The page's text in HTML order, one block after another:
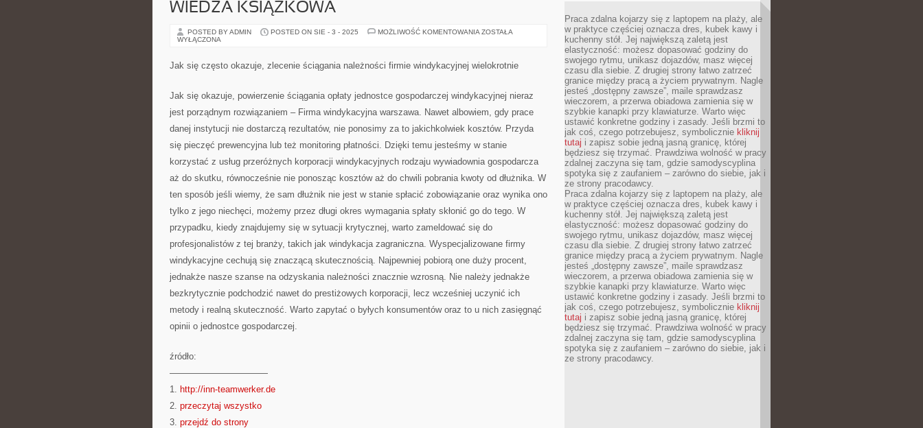
WIEDZA KSIĄŻKOWA
POSTED BY ADMIN POSTED ON SIE - 3 - 2025 MOŻLIWOŚĆ KOMENTOWANIA SPORO
WYPROMOWANIEM
TEGO
WIEDZA
ZOSTAŁA
WYŁĄCZONA
Jak się często okazuje, zlecenie ściągania należności firmie windykacyjnej wielokrotnie
Jak się okazuje, powierzenie ściągania opłaty jednostce gospodarczej windykacyjnej nieraz
jest porządnym rozwiązaniem – Firma windykacyjna warszawa. Nawet albowiem, gdy prace
danej instytucji nie dostarczą rezultatów, nie ponosimy za to jakichkolwiek kosztów. Przyda
się pieczęć prewencyjna lub też monitoring płatności. Dzięki temu jesteśmy w stanie
korzystać z usług przeróżnych korporacji windykacyjnych rodzaju wywiadownia gospodarcza
aż do skutku, równocześnie nie ponosząc kosztów aż do chwili pobrania kwoty od dłużnika. W
ten sposób jeśli wiemy, że sam dłużnik nie jest w stanie spłacić zobowiązanie oraz wynika ono
tylko z jego niechęci, możemy przez długi okres wymagania spłaty skłonić go do tego. W
przypadku, kiedy znajdujemy się w sytuacji krytycznej, warto zameldować się do
profesjonalistów z tej branży, takich jak windykacja zagraniczna. Wyspecjalizowane firmy
windykacyjne cechują się znaczącą skutecznością. Najpewniej pobiorą one duży procent,
jednakże nasze szanse na odzyskania należności znacznie wzrosną. Nie należy jednakże
bezkrytycznie podchodzić nawet do prestiżowych korporacji, lecz wcześniej uczynić ich
metody i realną skuteczność. Warto zapytać o byłych konsumentów oraz to u nich zasięgnąć
opinii o jednostce gospodarczej.
źródło:
———————————
1. http://inn-teamwerker.de
2. przeczytaj wszystko
3. przejdź do strony
Praca zdalna kojarzy się z laptopem na plaży, ale
w praktyce częściej oznacza dres, kubek kawy i
kuchenny stół. Jej największą zaletą jest
elastyczność: możesz dopasować godziny do
swojego rytmu, unikasz dojazdów, masz więcej
czasu dla siebie. Z drugiej strony łatwo zatrzeć
granice między pracą a życiem prywatnym. Nagle
jesteś „dostępny zawsze”, maile sprawdzasz
wieczorem, a przerwa obiadowa zamienia się w
szybkie kanapki przy klawiaturze. Warto więc
ustawić konkretne godziny i zasady. Jeśli brzmi to
jak coś, czego potrzebujesz, symbolicznie kliknij
tutaj i zapisz sobie jedną jasną granicę, której
będziesz się trzymać. Prawdziwa wolność w pracy
zdalnej zaczyna się tam, gdzie samodyscyplina
spotyka się z zaufaniem – zarówno do siebie, jak i
ze strony pracodawcy.
Praca zdalna kojarzy się z laptopem na plaży, ale
w praktyce częściej oznacza dres, kubek kawy i
kuchenny stół. Jej największą zaletą jest
elastyczność: możesz dopasować godziny do
swojego rytmu, unikasz dojazdów, masz więcej
czasu dla siebie. Z drugiej strony łatwo zatrzeć
granice między pracą a życiem prywatnym. Nagle
jesteś „dostępny zawsze”, maile sprawdzasz
wieczorem, a przerwa obiadowa zamienia się w
szybkie kanapki przy klawiaturze. Warto więc
ustawić konkretne godziny i zasady. Jeśli brzmi to
jak coś, czego potrzebujesz, symbolicznie kliknij
tutaj i zapisz sobie jedną jasną granicę, której
będziesz się trzymać. Prawdziwa wolność w pracy
zdalnej zaczyna się tam, gdzie samodyscyplina
spotyka się z zaufaniem – zarówno do siebie, jak i
ze strony pracodawcy.